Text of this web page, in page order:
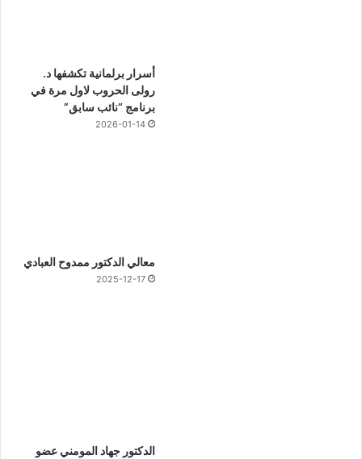
أسرار برلمانية تكشفها د.
رولى الحروب لاول مرة في
برنامج “نائب سابق”
2026-01-14
معالي الدكتور ممدوح العبادي
2025-12-17
الدكتور جهاد المومني عضو